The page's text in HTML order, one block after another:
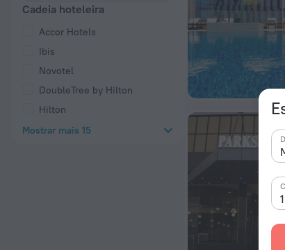
Cadeia hoteleira
Accor Hotels
Ibis
Novotel
DoubleTree by Hilton
Hilton
Mostrar mais 15